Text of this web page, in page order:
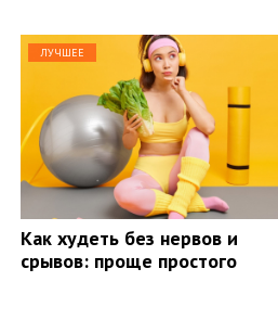
ЛУЧШЕЕ
Как худеть без нервов и
срывов: проще простого